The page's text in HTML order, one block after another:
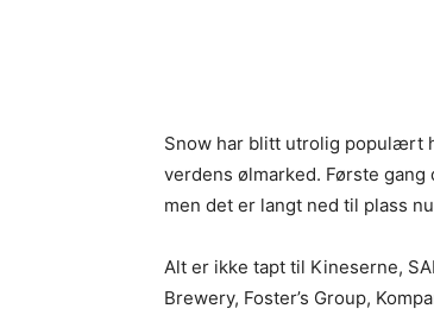
Snow har blitt utrolig populært
verdens ølmarked. Første
men det er langt ned til plass
Alt er ikke tapt til Kineserne,
Brewery, Foster’s Group,